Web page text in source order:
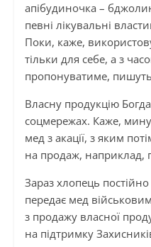
апібудиночка –
певні лікувальні
Поки, каже,
тільки для себе, а з
пропонуватиме,
Власну продукцію
соцмережах. Каже,
мед з акації, з яким
на продаж, наприклад,
Зараз хлопець
передає мед
з продажу власної
на підтримку